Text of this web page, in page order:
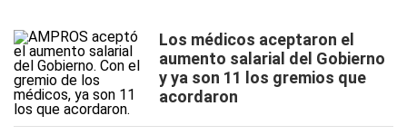
Los médicos aceptaron el
aumento salarial del Gobierno
y ya son 11 los gremios que
acordaron